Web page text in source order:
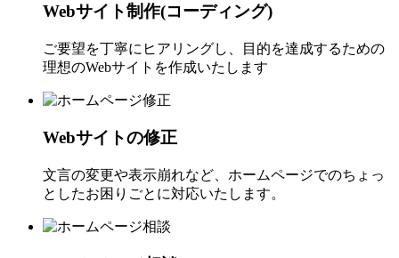
Webサイト制作(コーディング)
ご要望を丁寧にヒアリングし、目的を達成するための
理想のWebサイトを作成いたします
Webサイトの修正
文言の変更や表示崩れなど、ホームページでのちょっ
としたお困りごとに対応いたします。